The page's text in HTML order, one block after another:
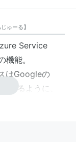
ゅーる】
Service
能。
はGoogleの
れるように、